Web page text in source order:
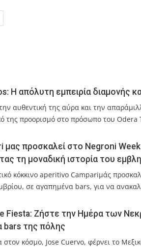
Η απόλυτη εμπειρία διαμονής
αυθεντική της αύρα και την
της προορισμό στο πρόσωπο του
μας προσκαλεί στο Negroni
τη μοναδική ιστορία του
κόκκινο aperitivo Campariμάς
σε αγαπημένα bars, για να
Fiesta: Ζήστε την Ημέρα των
bars της πόλης
στον κόσμο, Jose Cuervo, φέρνει το